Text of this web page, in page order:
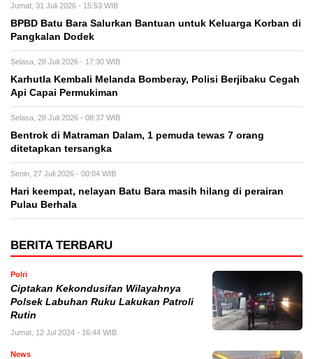
Jumat, 31 Juli 2026 - 15:53 WIB
BPBD Batu Bara Salurkan Bantuan untuk Keluarga Korban di
Pangkalan Dodek
Selasa, 28 Juli 2026 - 17:30 WIB
Karhutla Kembali Melanda Bomberay, Polisi Berjibaku Cegah
Api Capai Permukiman
Selasa, 28 Juli 2026 - 08:37 WIB
Bentrok di Matraman Dalam, 1 pemuda tewas 7 orang
ditetapkan tersangka
Senin, 27 Juli 2026 - 00:04 WIB
Hari keempat, nelayan Batu Bara masih hilang di perairan
Pulau Berhala
BERITA TERBARU
Polri
Ciptakan Kekondusifan Wilayahnya
Polsek Labuhan Ruku Lakukan Patroli
Rutin
Jumat, 12 Jul 2024 - 16:44 WIB
News